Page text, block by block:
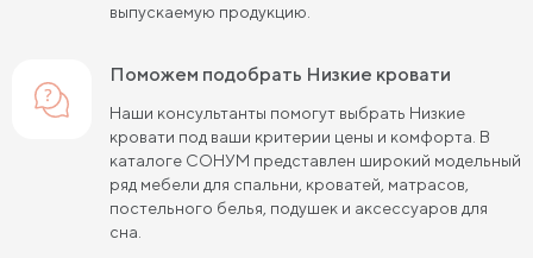
выпускаемую продукцию.
Поможем подобрать Низкие кровати
Наши консультанты помогут выбрать Низкие
кровати под ваши критерии цены и комфорта. В
каталоге СОНУМ представлен широкий модельный
ряд мебели для спальни, кроватей, матрасов,
постельного белья, подушек и аксессуаров для
сна.